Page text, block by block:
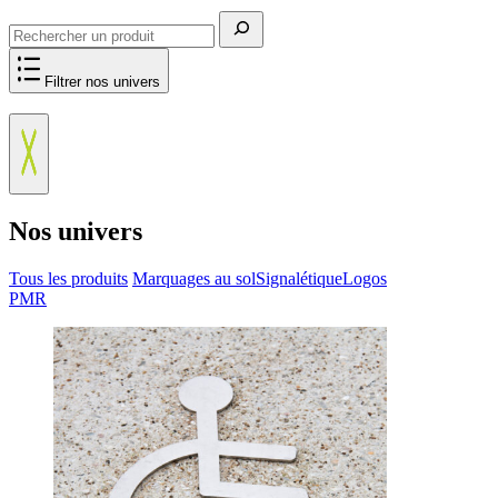
Filtrer nos univers
Nos univers
Tous les produits Marquages au solSignalétiqueLogos
PMR